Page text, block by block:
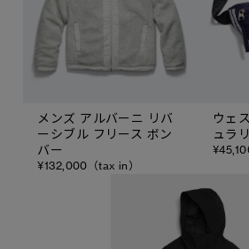
メンズ アルバーニ リバ
ーシブル フリース ボン
バー
¥132,000（tax in）
ウェ
ュラ